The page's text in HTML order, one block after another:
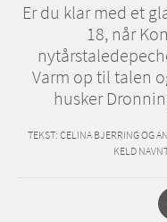
Er du klar med et
18, når
Varm op til talen
husker
TEKST: CELINA BJERRING OG
KELD